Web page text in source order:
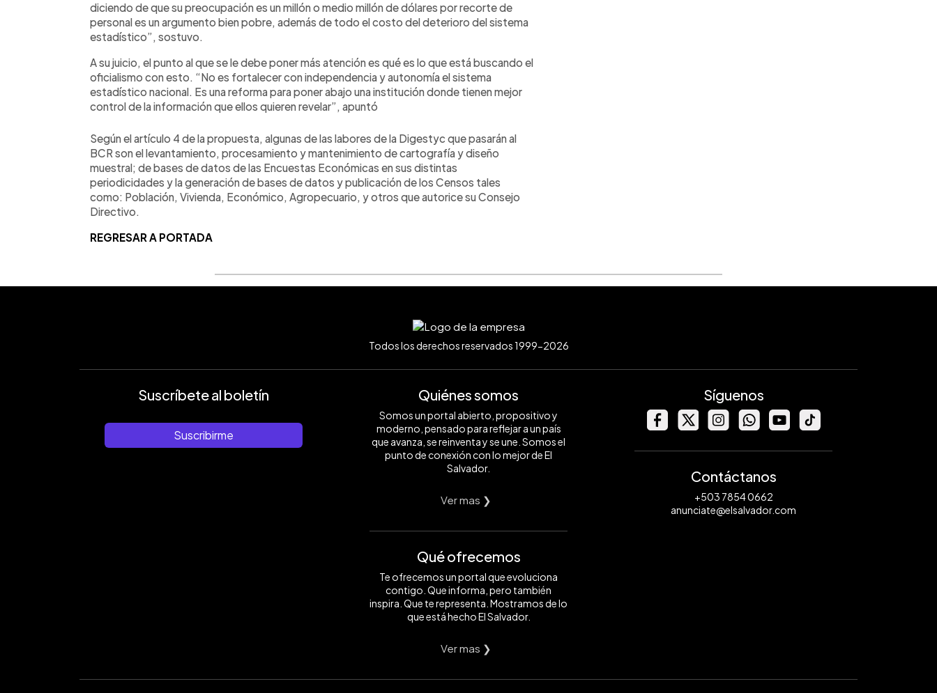
diciendo de que su preocupación es un millón o medio millón de dólares por recorte de
personal es un argumento bien pobre, además de todo el costo del deterioro del sistema
estadístico”, sostuvo.
A su juicio, el punto al que se le debe poner más atención es qué es lo que está buscando el
oficialismo con esto. “No es fortalecer con independencia y autonomía el sistema
estadístico nacional. Es una reforma para poner abajo una institución donde tienen mejor
control de la información que ellos quieren revelar”, apuntó
Según el artículo 4 de la propuesta, algunas de las labores de la Digestyc que pasarán al
BCR son el levantamiento, procesamiento y mantenimiento de cartografía y diseño
muestral; de bases de datos de las Encuestas Económicas en sus distintas
periodicidades y la generación de bases de datos y publicación de los Censos tales
como: Población, Vivienda, Económico, Agropecuario, y otros que autorice su Consejo
Directivo.
REGRESAR A PORTADA
Todos los derechos reservados 1999-2026
Suscríbete al boletín
Suscribirme
Quiénes somos
Somos un portal abierto, propositivo y
moderno, pensado para reflejar a un país
que avanza, se reinventa y se une. Somos el
punto de conexión con lo mejor de El
Salvador.
Ver mas ❯
Qué ofrecemos
Te ofrecemos un portal que evoluciona
contigo. Que informa, pero también
inspira. Que te representa. Mostramos de lo
que está hecho El Salvador.
Ver mas ❯
Síguenos
Contáctanos
+503 7854 0662
anunciate@elsalvador.com